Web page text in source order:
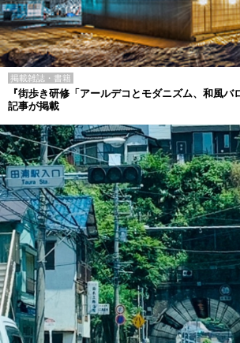
掲載雑誌・書籍
『街歩き研修「アールデコとモダニズム、和風バ
記事が掲載